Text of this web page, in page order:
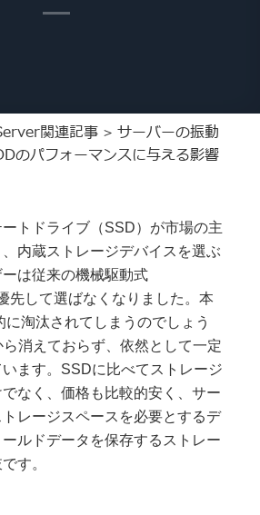
関連記事 >サーバーの振動
のパフォーマンスに与える影響
トドライブ（SSD）が市場の主
内蔵ストレージデバイスを選ぶ
は従来の機械駆動式
先して選ばなくなりました。本
淘汰されてしまうのでしょう
消えておらず、依然として一定
ます。SSDに比べてストレージ
なく、価格も比較的安く、サー
レージスペースを必要とするデ
ルドデータを保存するストレー
す。